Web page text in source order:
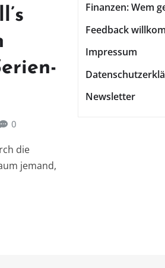
0
die
jemand,
Finanzen: Wem
Feedback
Impressum
Newsletter